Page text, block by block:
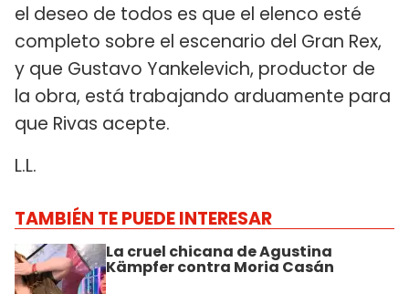
el deseo de todos es que el elenco esté
completo sobre el escenario del Gran Rex,
y que Gustavo Yankelevich, productor de
la obra, está trabajando arduamente para
que Rivas acepte.
L.L.
TAMBIÉN TE PUEDE INTERESAR
La cruel chicana de Agustina
Kämpfer contra Moria Casán